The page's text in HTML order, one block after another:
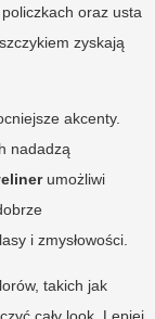
oraz usta
zyskają
akcenty.
nadadzą
umożliwi
i zmysłowości.
takich jak
cały look. Lepiej